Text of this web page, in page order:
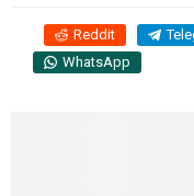
Reddit
WhatsApp